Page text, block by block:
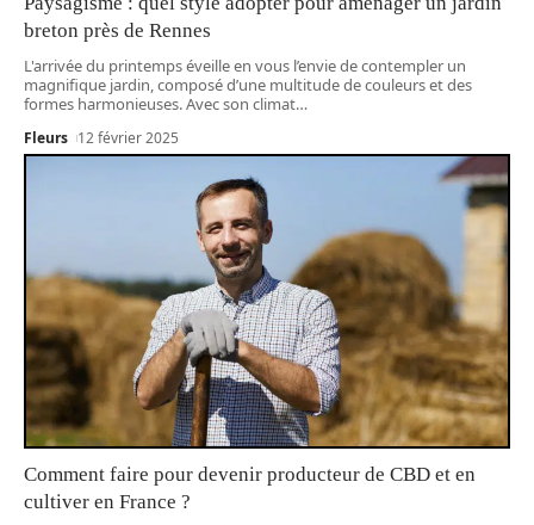
breton près de Rennes
L'arrivée du printemps éveille en vous l’envie de contempler un
magnifique jardin, composé d’une multitude de couleurs et des
formes harmonieuses. Avec son climat…
Fleurs 12 février 2025
Comment faire pour devenir producteur de CBD et en
cultiver en France ?